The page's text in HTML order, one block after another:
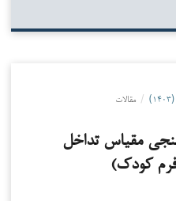
/ مقالات
مقیاس تداخل
کودک)